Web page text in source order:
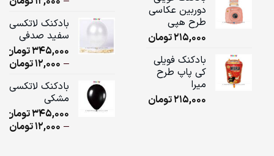
دوربین عکاسی
طرح هپی
215,000تومان
بادکنک فویلی
کی پاپ طرح
میرا
215,000تومان
بادکنک لاتکسی
سفید صدفی
345,000تومان
–
12,000تومان
بادکنک لاتکسی
مشکی
345,000تومان
–
12,000تومان